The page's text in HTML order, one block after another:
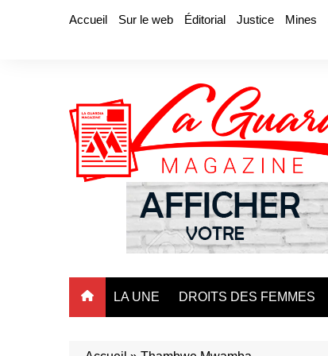
Accueil Sur le web Éditorial Justice Mines
LA UNE DROITS DES FEMMES